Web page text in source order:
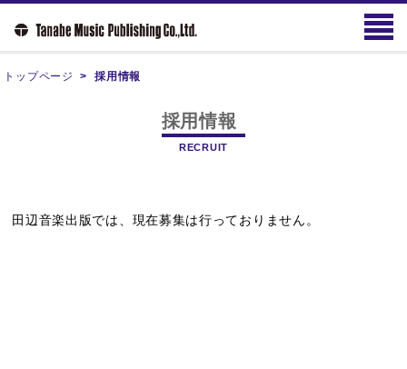
トップページ > 採用情報
採用情報
RECRUIT
田辺音楽出版では、現在募集は行っておりません。